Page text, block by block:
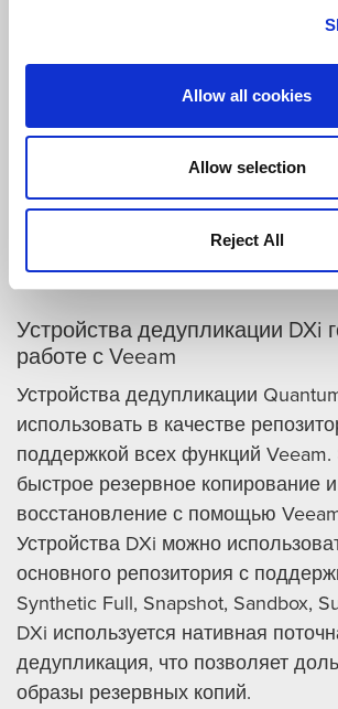
Allow all cookies
Allow selection
Reject All
Устройства дедупликации DXi
работе с Veeam
Устройства дедупликации
использовать в качестве
поддержкой всех функций Veeam.
быстрое резервное копирование
восстановление с помощью
Устройства DXi можно
основного репозитория с
Synthetic Full, Snapshot, Sandbox,
DXi используется нативная
дедупликация, что позволяет
образы резервных копий.